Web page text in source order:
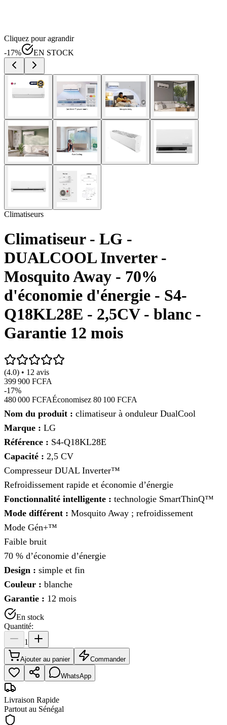
Cliquez pour agrandir
-17% EN STOCK
Climatiseurs
Climatiseur - LG -
DUALCOOL Inverter -
Mosquito Away - 70%
d'économie d'énergie - S4-
Q18KL28E - 2,5CV - blanc -
Garantie 12 mois
(4.0) • 12 avis
399 900 FCFA
-17%
480 000 FCFAÉconomisez 80 100 FCFA
Nom du produit : climatiseur à onduleur DualCool
Marque : LG
Référence : S4-Q18KL28E
Capacité : 2,5 CV
Compresseur DUAL Inverter™
Refroidissement rapide et économie d’énergie
Fonctionnalité intelligente : technologie SmartThinQ™
Mode différent : Mosquito Away ; refroidissement
Mode Gén+™
Faible bruit
70 % d’économie d’énergie
Design : simple et fin
Couleur : blanche
Garantie : 12 mois
En stock
Quantité:
1
Ajouter au panier Commander
WhatsApp
Livraison Rapide
Partout au Sénégal